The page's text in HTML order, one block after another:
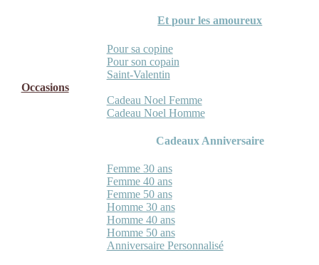
Et pour les amoureux
Pour sa copine
Pour son copain
Saint-Valentin
Occasions
Cadeau Noel Femme
Cadeau Noel Homme
Cadeaux Anniversaire
Femme 30 ans
Femme 40 ans
Femme 50 ans
Homme 30 ans
Homme 40 ans
Homme 50 ans
Anniversaire Personnalisé